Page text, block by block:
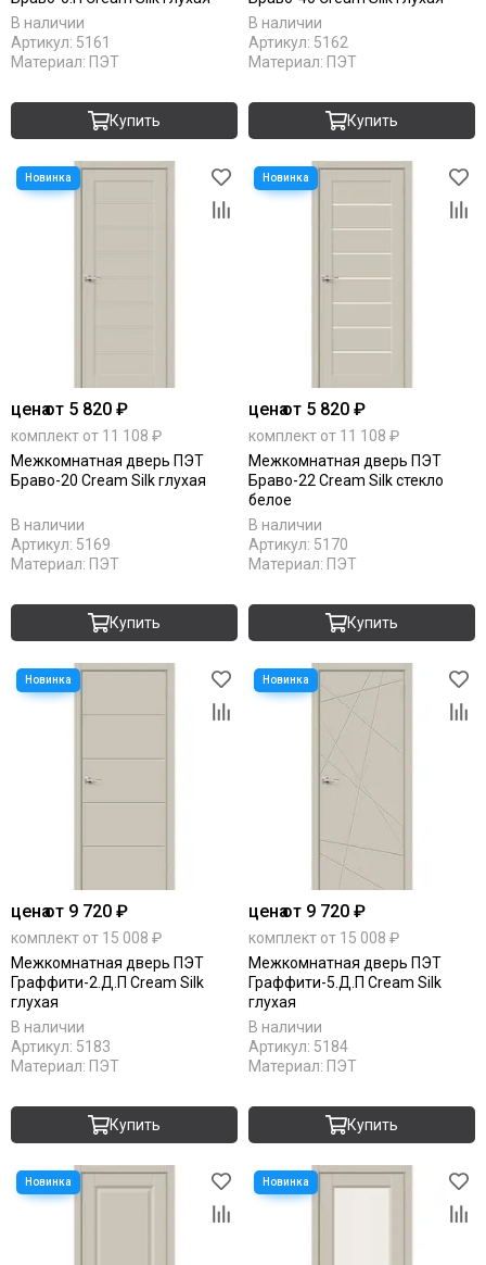
Коричневые
Крем
Латте
Манхеттен
Мокко
Олива
Снежный кедр
Серена керамик
Слоновая кость
Снежная королева
Серебро
Светлые
Тёмный кипарис
Черные
Шампань
Ясень
Brown dreamline
Cream silk
RAL 9003
RAL 7047
RAL 7044
RAL 7016
RAL 9010
Stone oak
White silk
В наличии
Артикул: 5161
Материал: ПЭТ
Купить
В наличии
Артикул: 5162
Материал: ПЭТ
Купить
ценаот 5 820 ₽
комплект от 11 108 ₽
Межкомнатная дверь ПЭТ
Браво-20 Cream Silk глухая
В наличии
Артикул: 5169
Материал: ПЭТ
Купить
ценаот 5 820 ₽
комплект от 11 108 ₽
Межкомнатная дверь ПЭТ
Браво-22 Cream Silk стекло
белое
В наличии
Артикул: 5170
Материал: ПЭТ
Купить
ценаот 9 720 ₽
комплект от 15 008 ₽
Межкомнатная дверь ПЭТ
Граффити-2.Д.П Cream Silk
глухая
В наличии
Артикул: 5183
Материал: ПЭТ
Купить
ценаот 9 720 ₽
комплект от 15 008 ₽
Межкомнатная дверь ПЭТ
Граффити-5.Д.П Cream Silk
глухая
В наличии
Артикул: 5184
Материал: ПЭТ
Купить